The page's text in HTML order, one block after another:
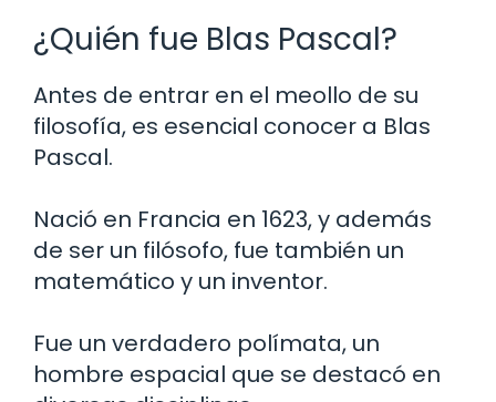
¿Quién fue Blas Pascal?
Antes de entrar en el meollo de su
filosofía, es esencial conocer a Blas
Pascal.
Nació en Francia en 1623, y además
de ser un filósofo, fue también un
matemático y un inventor.
Fue un verdadero polímata, un
hombre espacial que se destacó en